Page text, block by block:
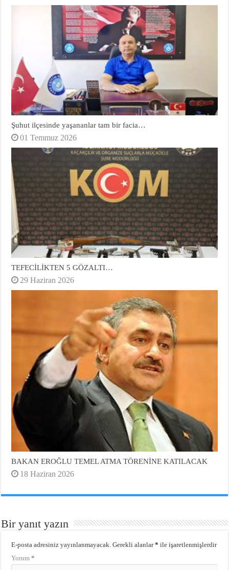
Şuhut ilçesinde yaşananlar tam bir facia…
01 Temmuz 2026
TEFECİLİKTEN 5 GÖZALTI…
29 Haziran 2026
BAKAN EROĞLU TEMEL ATMA TÖRENİNE KATILACAK
18 Haziran 2026
Bir yanıt yazın
E-posta adresiniz yayınlanmayacak. Gerekli alanlar* ile işaretlenmişlerdir
Yorum*